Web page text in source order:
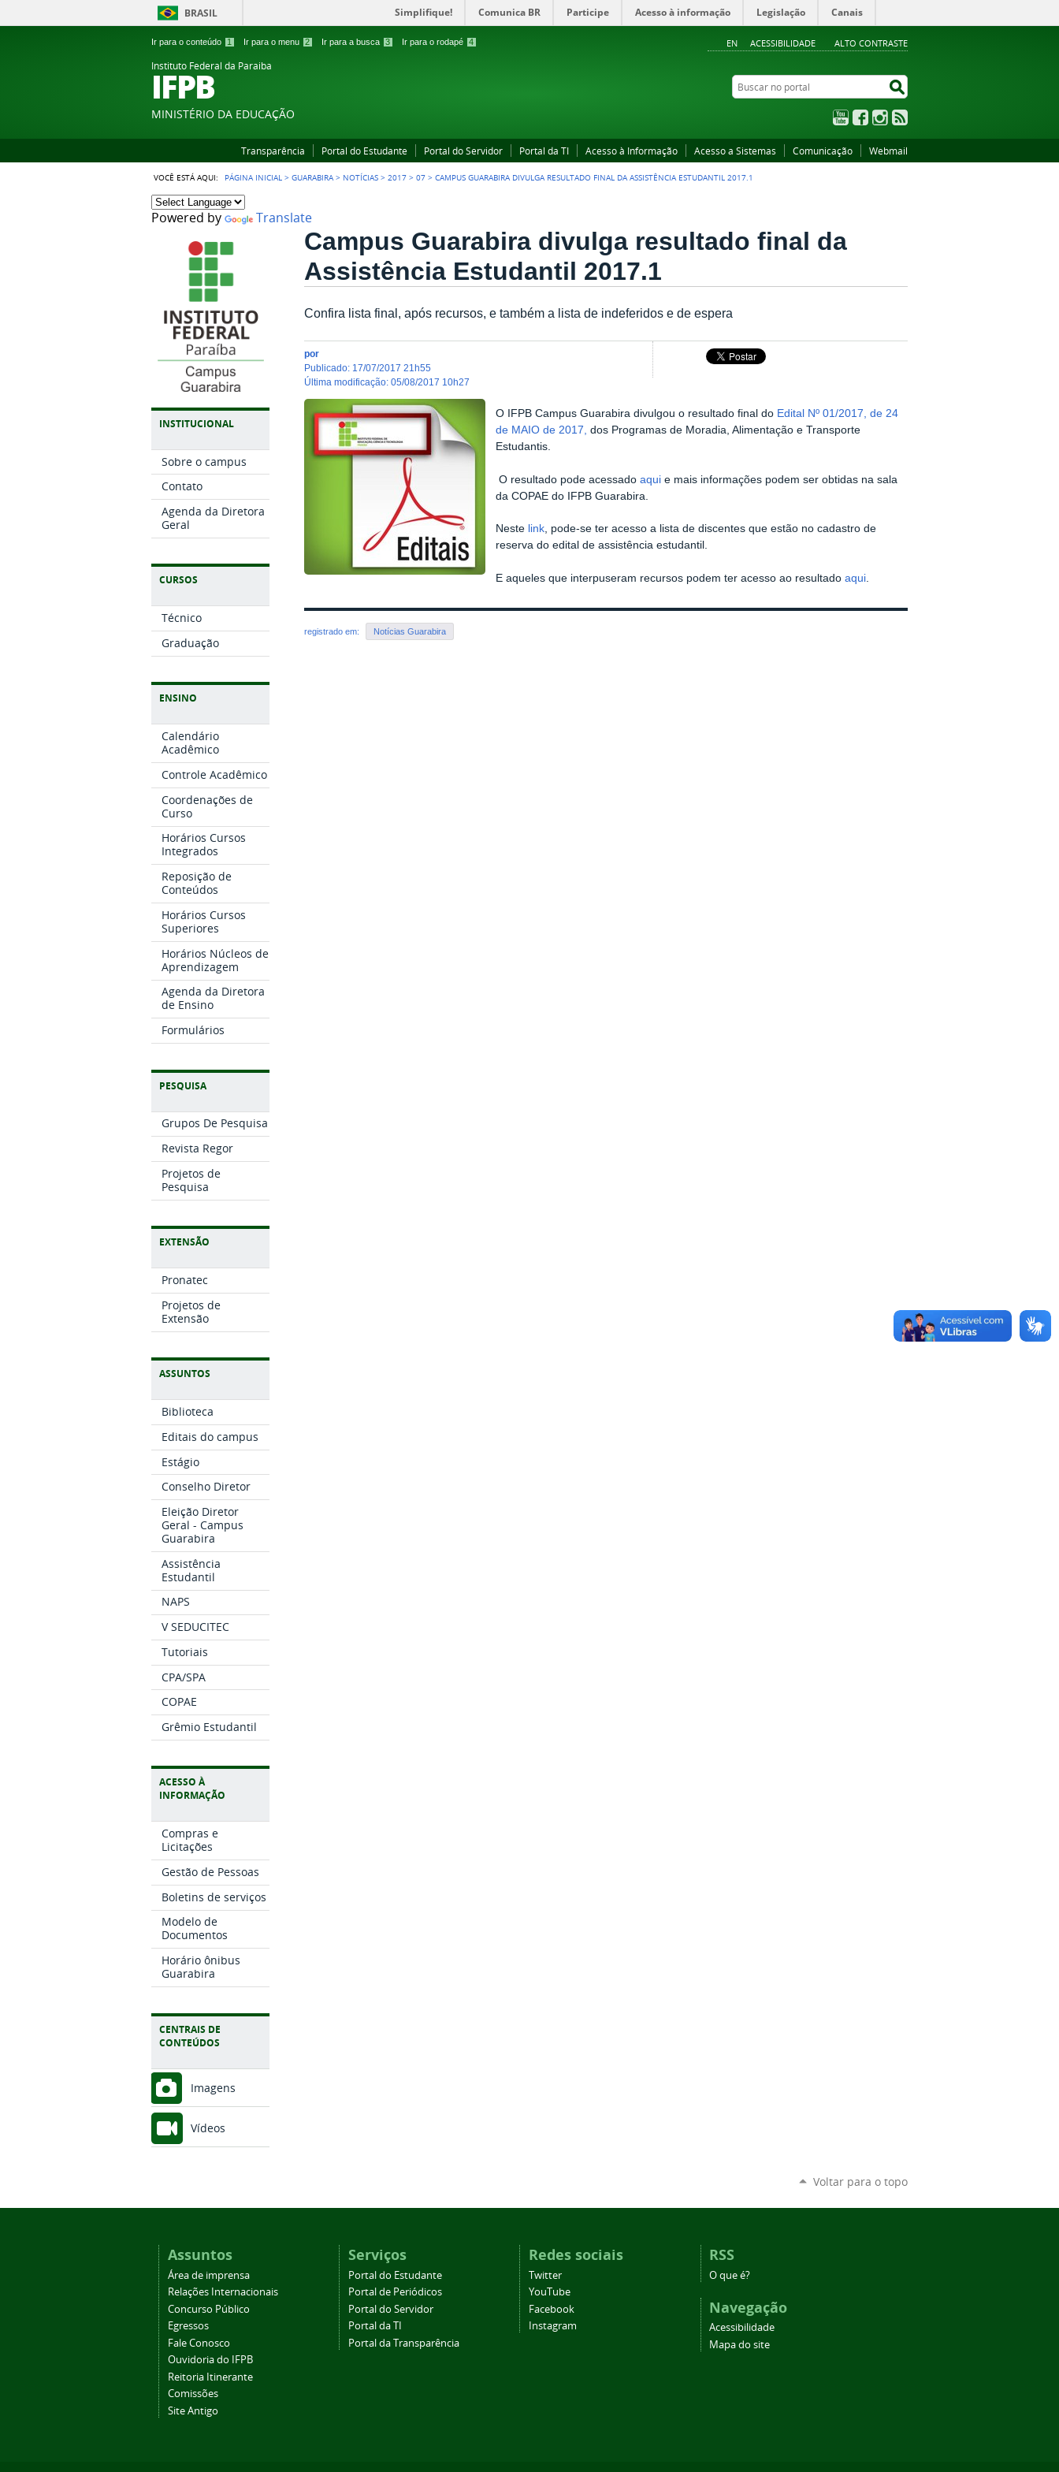
BRASIL Simplifique! Comunica BR Participe Acesso à informação Legislação Canais
Ir para o conteúdo 1 Ir para o menu 2 Ir para a busca 3 Ir para o rodapé 4 EN ACESSIBILIDADE ALTO CONTRASTE
Instituto Federal da Paraiba
IFPB
MINISTÉRIO DA EDUCAÇÃO
Buscar no portal
YouTubeFacebookInstagram
Transparência Portal do Estudante Portal do Servidor Portal da TI Acesso à Informação Acesso a Sistemas Comunicação Webmail
VOCÊ ESTÁ AQUI: PÁGINA INICIAL >GUARABIRA > NOTÍCIAS >2017 >07 >CAMPUS GUARABIRA DIVULGA RESULTADO FINAL DA ASSISTÊNCIA ESTUDANTIL 2017.1
Powered by Translate
INSTITUCIONAL
Sobre o campus
Contato
Agenda da Diretora
Geral
CURSOS
Técnico
Graduação
ENSINO
Calendário
Acadêmico
Controle Acadêmico
Coordenações de
Curso
Horários Cursos
Integrados
Reposição de
Conteúdos
Horários Cursos
Superiores
Horários Núcleos de
Aprendizagem
Agenda da Diretora
de Ensino
Formulários
PESQUISA
Grupos De Pesquisa
Revista Regor
Projetos de
Pesquisa
EXTENSÃO
Pronatec
Projetos de
Extensão
ASSUNTOS
Biblioteca
Editais do campus
Estágio
Conselho Diretor
Eleição Diretor
Geral - Campus
Guarabira
Assistência
Estudantil
NAPS
V SEDUCITEC
Tutoriais
CPA/SPA
COPAE
Grêmio Estudantil
ACESSO À
INFORMAÇÃO
Compras e
Licitações
Gestão de Pessoas
Boletins de serviços
Modelo de
Documentos
Horário ônibus
Guarabira
CENTRAIS DE
CONTEÚDOS
Imagens
Vídeos
Campus Guarabira divulga resultado final da
Assistência Estudantil 2017.1
Confira lista final, após recursos, e também a lista de indeferidos e de espera
por
publicado: 17/07/2017 21h55
última modificação:05/08/2017 10h27
O IFPB Campus Guarabira divulgou o resultado final do Edital Nº 01/2017, de 24
de MAIO de 2017, dos Programas de Moradia, Alimentação e Transporte
Estudantis.
O resultado pode acessado aqui e mais informações podem ser obtidas na sala
da COPAE do IFPB Guarabira.
Neste link, pode-se ter acesso a lista de discentes que estão no cadastro de
reserva do edital de assistência estudantil.
E aqueles que interpuseram recursos podem ter acesso ao resultado aqui.
registrado em: Notícias Guarabira
Voltar para o topo
Assuntos
Área de imprensa
Relações Internacionais
Concurso Público
Egressos
Fale Conosco
Ouvidoria do IFPB
Reitoria Itinerante
Comissões
Site Antigo
Serviços
Portal do Estudante
Portal de Periódicos
Portal do Servidor
Portal da TI
Portal da Transparência
Redes sociais
Twitter
YouTube
Facebook
Instagram
RSS
O que é?
Navegação
Acessibilidade
Mapa do site